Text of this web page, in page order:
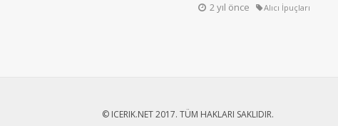
2 yıl önce
Alıcı İpuçları
© ICERIK.NET 2017. TÜM HAKLARI SAKLIDIR.